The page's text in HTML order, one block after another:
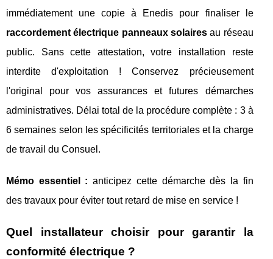
immédiatement une copie à Enedis pour finaliser le
raccordement électrique panneaux solairesau réseau
public. Sans cette attestation, votre installation reste
interdite d'exploitation ! Conservez précieusement
l'original pour vos assurances et futures démarches
administratives. Délai total de la procédure complète : 3 à
6 semaines selon les spécificités territoriales et la charge
de travail du Consuel.
Mémo essentiel : anticipez cette démarche dès la fin
des travaux pour éviter tout retard de mise en service !
Quel installateur choisir pour garantir la
conformité électrique ?